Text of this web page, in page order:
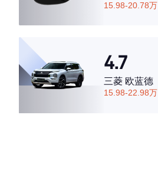
15.98-20.78万
4.7
三菱 欧蓝德
15.98-22.98万